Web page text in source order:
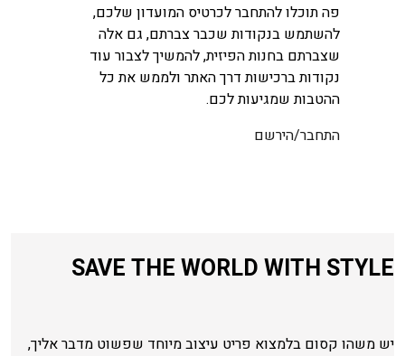
פה תוכלו להתחבר לכרטיס המועדון שלכם,
להשתמש בנקודות שכבר צברתם, גם אלה
שצברתם בחנות הפיזית, להמשיך לצבור עוד
נקודות ברכישות דרך האתר ולממש את כל
ההטבות שמגיעות לכם.
התחבר/הירשם
SAVE THE WORLD WITH STYLE
יש משהו קסום בלמצוא פריט עיצוב מיוחד שפשוט מדבר אליך,